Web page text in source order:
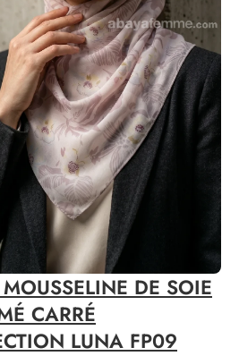
DE SOIE
CARRÉ
LUNA FP09